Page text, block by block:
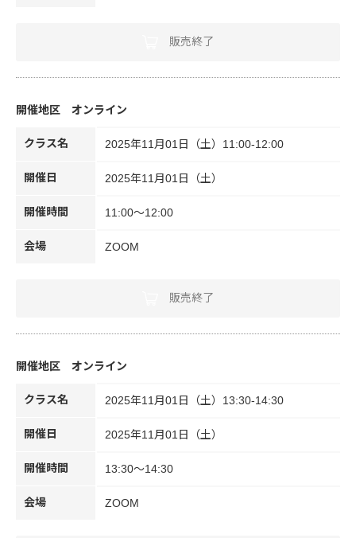
販売終了
オンライン
クラス名 2025年11月01日（土）11:00-12:00
開催日 2025年11月01日（土）
開催時間 11:00～12:00
会場 ZOOM
販売終了
オンライン
クラス名 2025年11月01日（土）13:30-14:30
開催日 2025年11月01日（土）
開催時間 13:30～14:30
会場 ZOOM